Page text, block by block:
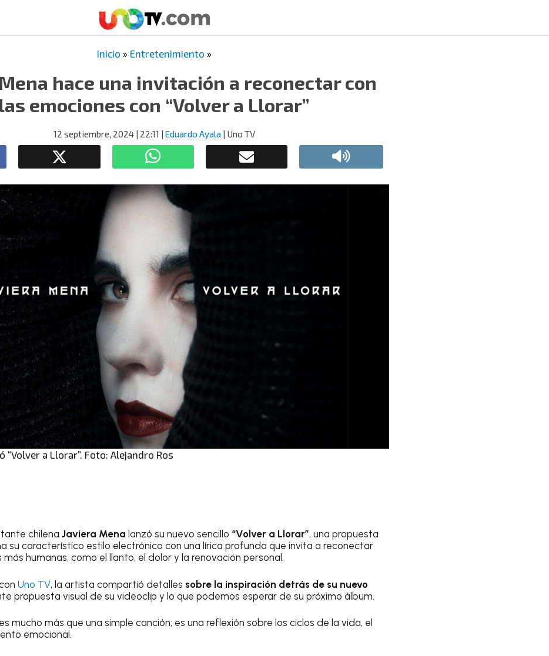
Inicio » Entretenimiento »
hace una invitación a reconectar con
las emociones con “Volver a Llorar”
12 septiembre, 2024| 22:11 | Eduardo Ayala | Uno TV
“Volver a Llorar”. Foto: Alejandro Ros
chilena Javiera Mena lanzó su nuevo sencillo “Volver a Llorar”, una propuesta
su característico estilo electrónico con una lírica profunda que invita a reconectar
humanas, como el llanto, el dolor y la renovación personal.
Uno TV, la artista compartió detalles sobre la inspiración detrás de su nuevo
propuesta visual de su videoclip y lo que podemos esperar de su próximo álbum.
es mucho más que una simple canción; es una reflexión sobre los ciclos de la vida, el
emocional.